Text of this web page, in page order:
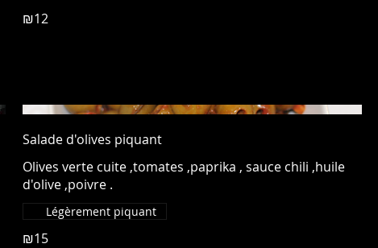
₪12
Salade d'olives piquant
Olives verte cuite ,tomates ,paprika , sauce chili ,huile
d'olive ,poivre .
₪15
Légèrement piquant